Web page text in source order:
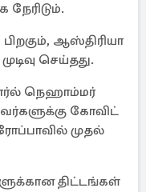
ஆஸ்திரியா
செய்தது.
நெஹாம்மர்
கோவிட்
முதல்
திட்டங்கள்